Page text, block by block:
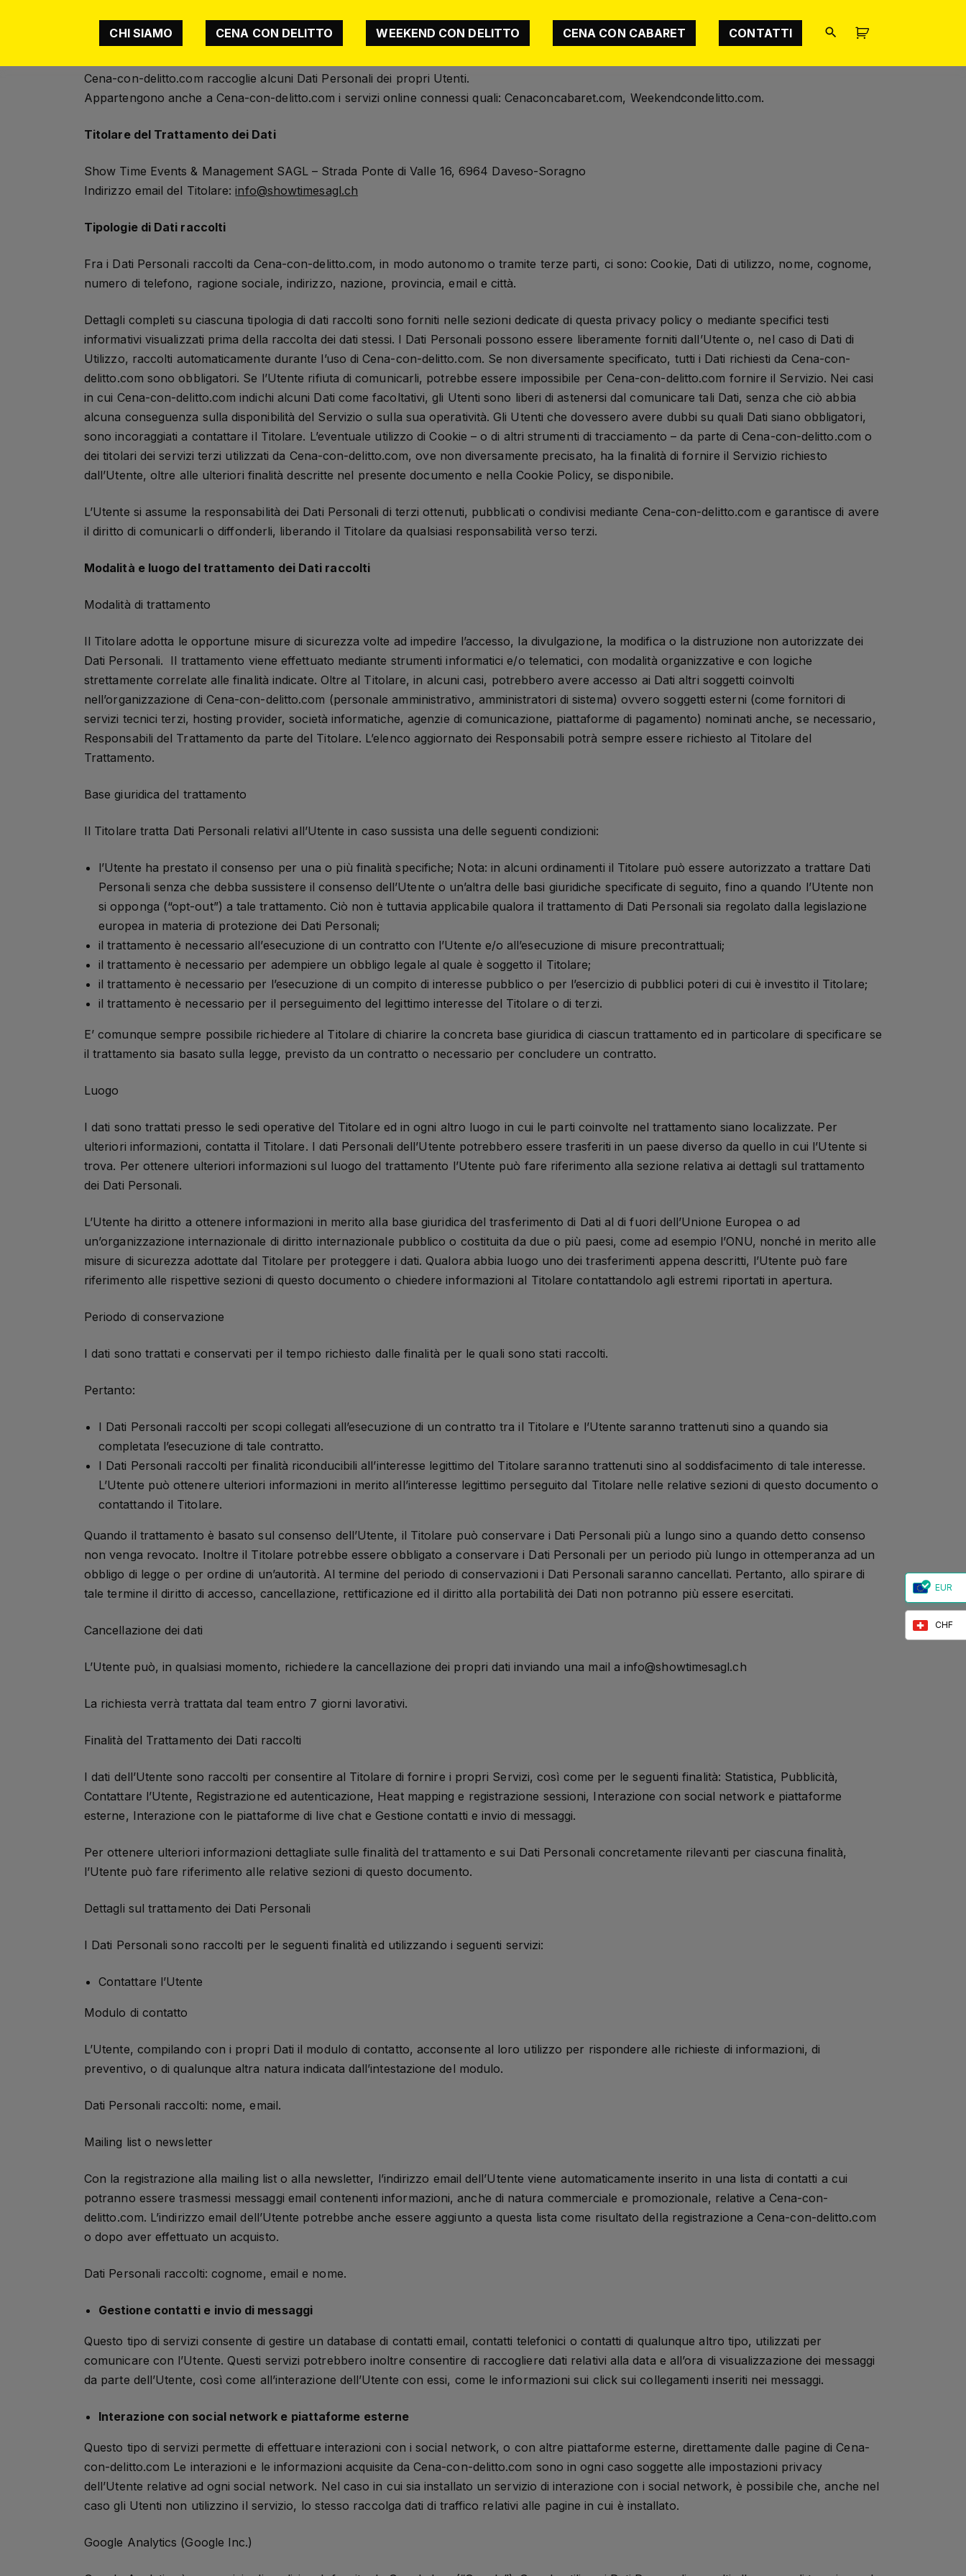
CHI SIAMO CENA CON DELITTO WEEKEND CON DELITTO CENA CON CABARET CONTATTI
Cena-con-delitto.com raccoglie alcuni Dati Personali dei propri Utenti.
Appartengono anche a Cena-con-delitto.com i servizi online connessi quali: Cenaconcabaret.com, Weekendcondelitto.com.
Titolare del Trattamento dei Dati
Show Time Events & Management SAGL – Strada Ponte di Valle 16, 6964 Daveso-Soragno
Indirizzo email del Titolare:info@showtimesagl.ch
Tipologie di Dati raccolti
Fra i Dati Personali raccolti da Cena-con-delitto.com, in modo autonomo o tramite terze parti, ci sono: Cookie, Dati di utilizzo, nome, cognome,
numero di telefono, ragione sociale, indirizzo, nazione, provincia, email e città.
Dettagli completi su ciascuna tipologia di dati raccolti sono forniti nelle sezioni dedicate di questa privacy policy o mediante specifici testi
informativi visualizzati prima della raccolta dei dati stessi. I Dati Personali possono essere liberamente forniti dall’Utente o, nel caso di Dati di
Utilizzo, raccolti automaticamente durante l’uso di Cena-con-delitto.com. Se non diversamente specificato, tutti i Dati richiesti da Cena-con-
delitto.com sono obbligatori. Se l’Utente rifiuta di comunicarli, potrebbe essere impossibile per Cena-con-delitto.com fornire il Servizio. Nei casi
in cui Cena-con-delitto.com indichi alcuni Dati come facoltativi, gli Utenti sono liberi di astenersi dal comunicare tali Dati, senza che ciò abbia
alcuna conseguenza sulla disponibilità del Servizio o sulla sua operatività. Gli Utenti che dovessero avere dubbi su quali Dati siano obbligatori,
sono incoraggiati a contattare il Titolare. L’eventuale utilizzo di Cookie – o di altri strumenti di tracciamento – da parte di Cena-con-delitto.com o
dei titolari dei servizi terzi utilizzati da Cena-con-delitto.com, ove non diversamente precisato, ha la finalità di fornire il Servizio richiesto
dall’Utente, oltre alle ulteriori finalità descritte nel presente documento e nella Cookie Policy, se disponibile.
L’Utente si assume la responsabilità dei Dati Personali di terzi ottenuti, pubblicati o condivisi mediante Cena-con-delitto.com e garantisce di avere
il diritto di comunicarli o diffonderli, liberando il Titolare da qualsiasi responsabilità verso terzi.
Modalità e luogo del trattamento dei Dati raccolti
Modalità di trattamento
Il Titolare adotta le opportune misure di sicurezza volte ad impedire l’accesso, la divulgazione, la modifica o la distruzione non autorizzate dei
Dati Personali. Il trattamento viene effettuato mediante strumenti informatici e/o telematici, con modalità organizzative e con logiche
strettamente correlate alle finalità indicate. Oltre al Titolare, in alcuni casi, potrebbero avere accesso ai Dati altri soggetti coinvolti
nell’organizzazione di Cena-con-delitto.com (personale amministrativo, amministratori di sistema) ovvero soggetti esterni (come fornitori di
servizi tecnici terzi, hosting provider, società informatiche, agenzie di comunicazione, piattaforme di pagamento) nominati anche, se necessario,
Responsabili del Trattamento da parte del Titolare. L’elenco aggiornato dei Responsabili potrà sempre essere richiesto al Titolare del
Trattamento.
Base giuridica del trattamento
Il Titolare tratta Dati Personali relativi all’Utente in caso sussista una delle seguenti condizioni:
l’Utente ha prestato il consenso per una o più finalità specifiche; Nota: in alcuni ordinamenti il Titolare può essere autorizzato a trattare Dati
Personali senza che debba sussistere il consenso dell’Utente o un’altra delle basi giuridiche specificate di seguito, fino a quando l’Utente non
si opponga (“opt-out”) a tale trattamento. Ciò non è tuttavia applicabile qualora il trattamento di Dati Personali sia regolato dalla legislazione
europea in materia di protezione dei Dati Personali;
il trattamento è necessario all’esecuzione di un contratto con l’Utente e/o all’esecuzione di misure precontrattuali;
il trattamento è necessario per adempiere un obbligo legale al quale è soggetto il Titolare;
il trattamento è necessario per l’esecuzione di un compito di interesse pubblico o per l’esercizio di pubblici poteri di cui è investito il Titolare;
il trattamento è necessario per il perseguimento del legittimo interesse del Titolare o di terzi.
E’ comunque sempre possibile richiedere al Titolare di chiarire la concreta base giuridica di ciascun trattamento ed in particolare di specificare se
il trattamento sia basato sulla legge, previsto da un contratto o necessario per concludere un contratto.
Luogo
I dati sono trattati presso le sedi operative del Titolare ed in ogni altro luogo in cui le parti coinvolte nel trattamento siano localizzate. Per
ulteriori informazioni, contatta il Titolare. I dati Personali dell’Utente potrebbero essere trasferiti in un paese diverso da quello in cui l’Utente si
trova. Per ottenere ulteriori informazioni sul luogo del trattamento l’Utente può fare riferimento alla sezione relativa ai dettagli sul trattamento
dei Dati Personali.
L’Utente ha diritto a ottenere informazioni in merito alla base giuridica del trasferimento di Dati al di fuori dell’Unione Europea o ad
un’organizzazione internazionale di diritto internazionale pubblico o costituita da due o più paesi, come ad esempio l’ONU, nonché in merito alle
misure di sicurezza adottate dal Titolare per proteggere i dati. Qualora abbia luogo uno dei trasferimenti appena descritti, l’Utente può fare
riferimento alle rispettive sezioni di questo documento o chiedere informazioni al Titolare contattandolo agli estremi riportati in apertura.
Periodo di conservazione
I dati sono trattati e conservati per il tempo richiesto dalle finalità per le quali sono stati raccolti.
Pertanto:
I Dati Personali raccolti per scopi collegati all’esecuzione di un contratto tra il Titolare e l’Utente saranno trattenuti sino a quando sia
completata l’esecuzione di tale contratto.
I Dati Personali raccolti per finalità riconducibili all’interesse legittimo del Titolare saranno trattenuti sino al soddisfacimento di tale interesse.
L’Utente può ottenere ulteriori informazioni in merito all’interesse legittimo perseguito dal Titolare nelle relative sezioni di questo documento o
contattando il Titolare.
Quando il trattamento è basato sul consenso dell’Utente, il Titolare può conservare i Dati Personali più a lungo sino a quando detto consenso
non venga revocato. Inoltre il Titolare potrebbe essere obbligato a conservare i Dati Personali per un periodo più lungo in ottemperanza ad un
obbligo di legge o per ordine di un’autorità. Al termine del periodo di conservazioni i Dati Personali saranno cancellati. Pertanto, allo spirare di
tale termine il diritto di accesso, cancellazione, rettificazione ed il diritto alla portabilità dei Dati non potranno più essere esercitati.
Cancellazione dei dati
L’Utente può, in qualsiasi momento, richiedere la cancellazione dei propri dati inviando una mail a info@showtimesagl.ch
La richiesta verrà trattata dal team entro 7 giorni lavorativi.
Finalità del Trattamento dei Dati raccolti
I dati dell’Utente sono raccolti per consentire al Titolare di fornire i propri Servizi, così come per le seguenti finalità: Statistica, Pubblicità,
Contattare l’Utente, Registrazione ed autenticazione, Heat mapping e registrazione sessioni, Interazione con social network e piattaforme
esterne, Interazione con le piattaforme di live chat e Gestione contatti e invio di messaggi.
Per ottenere ulteriori informazioni dettagliate sulle finalità del trattamento e sui Dati Personali concretamente rilevanti per ciascuna finalità,
l’Utente può fare riferimento alle relative sezioni di questo documento.
Dettagli sul trattamento dei Dati Personali
I Dati Personali sono raccolti per le seguenti finalità ed utilizzando i seguenti servizi:
Contattare l’Utente
Modulo di contatto
L’Utente, compilando con i propri Dati il modulo di contatto, acconsente al loro utilizzo per rispondere alle richieste di informazioni, di
preventivo, o di qualunque altra natura indicata dall’intestazione del modulo.
Dati Personali raccolti: nome, email.
Mailing list o newsletter
Con la registrazione alla mailing list o alla newsletter, l’indirizzo email dell’Utente viene automaticamente inserito in una lista di contatti a cui
potranno essere trasmessi messaggi email contenenti informazioni, anche di natura commerciale e promozionale, relative a Cena-con-
delitto.com. L’indirizzo email dell’Utente potrebbe anche essere aggiunto a questa lista come risultato della registrazione a Cena-con-delitto.com
o dopo aver effettuato un acquisto.
Dati Personali raccolti: cognome, email e nome.
Gestione contatti e invio di messaggi
Questo tipo di servizi consente di gestire un database di contatti email, contatti telefonici o contatti di qualunque altro tipo, utilizzati per
comunicare con l’Utente. Questi servizi potrebbero inoltre consentire di raccogliere dati relativi alla data e all’ora di visualizzazione dei messaggi
da parte dell’Utente, così come all’interazione dell’Utente con essi, come le informazioni sui click sui collegamenti inseriti nei messaggi.
Interazione con social network e piattaforme esterne
Questo tipo di servizi permette di effettuare interazioni con i social network, o con altre piattaforme esterne, direttamente dalle pagine di Cena-
con-delitto.com Le interazioni e le informazioni acquisite da Cena-con-delitto.com sono in ogni caso soggette alle impostazioni privacy
dell’Utente relative ad ogni social network. Nel caso in cui sia installato un servizio di interazione con i social network, è possibile che, anche nel
caso gli Utenti non utilizzino il servizio, lo stesso raccolga dati di traffico relativi alle pagine in cui è installato.
Google Analytics (Google Inc.)
EUR
CHF